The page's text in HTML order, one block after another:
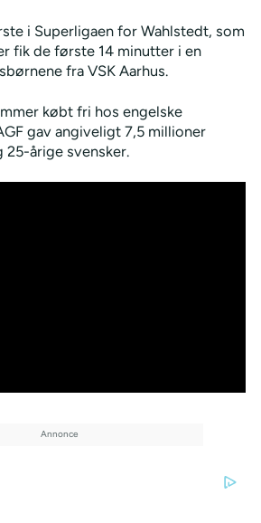
i Superligaen for Wahlstedt, som
fik de første 14 minutter i en
fra VSK Aarhus.
købt fri hos engelske
gav angiveligt 7,5 millioner
25-årige svensker.